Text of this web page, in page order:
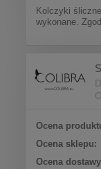
Kolczyki
wykonane.
Ocena
Ocena sklepu:
Ocena